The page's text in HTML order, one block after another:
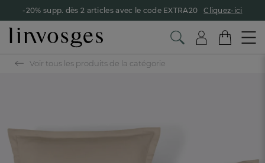
-20% supp. dès 2 articles avec le code EXTRA20 Cliquez-ici
Voir tous les produits de la catégorie